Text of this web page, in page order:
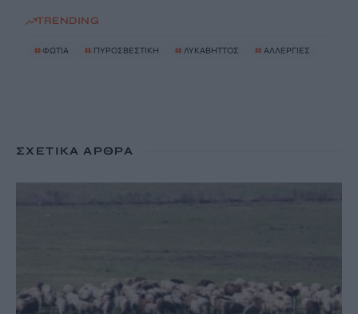
TRENDING
#ΦΩΤΙΑ # ΠΥΡΟΣΒΕΣΤΙΚΗ # ΛΥΚΑΒΗΤΤΟΣ # ΑΛΛΕΡΓΙΕΣ
ΣΧΕΤΙΚΆ ΆΡΘΡΑ